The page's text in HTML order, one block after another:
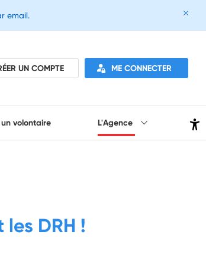
UN COMPTE ME CONNECTER
volontaire L'Agence
DRH !
email.